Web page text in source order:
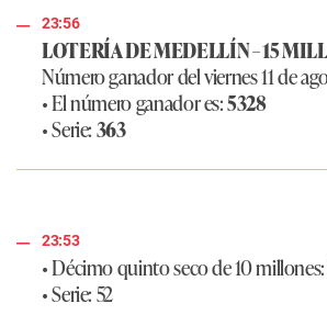
23:56
LOTERÍA DE MEDELLÍN – 15
Número ganador del viernes 11 de
• El número ganador es:5328
• Serie:363
23:53
• Décimo quinto seco de 10
• Serie: 52